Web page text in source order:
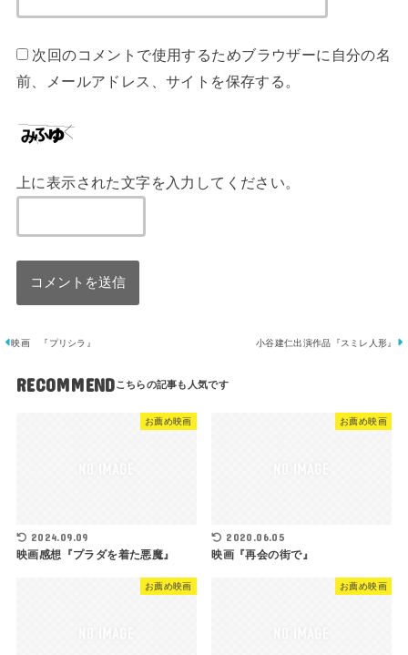
次回のコメントで使用するためブラウザーに自分の名
前、メールアドレス、サイトを保存する。
上に表示された文字を入力してください。
映画 『プリシラ』 小谷建仁出演作品『スミレ人形』
RECOMMEND
お薦め映画
2024.09.09
映画感想『プラダを着た悪魔』
お薦め映画
2020.06.05
映画『再会の街で』
お薦め映画 お薦め映画